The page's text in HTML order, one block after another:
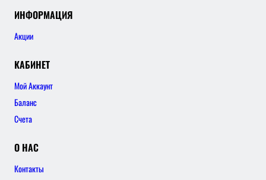
ИНФОРМАЦИЯ
Акции
КАБИНЕТ
Мой Аккаунт
Баланс
Счета
О НАС
Контакты